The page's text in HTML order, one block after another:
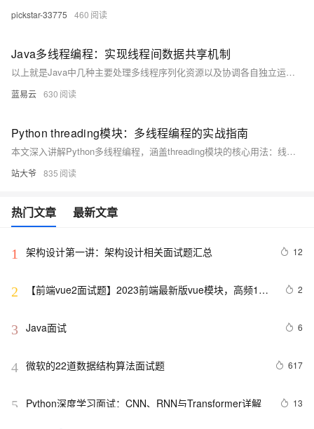
pickstar-33775 460
Java多线程编程：实现线程间数据共享机制
以上就是Java中几种主要处理多线程序列化资源以及协调各自独立运行但需相互配合以完成任务threads 的技术手段与策略。正确应用上述技术将大大增强你程序稳定性与效率同时也降低bug出现率因此深刻理解每项技术背后理论至关重要.
蓝易云 630
Python threading模块：多线程编程的实战指南
本文深入讲解Python多线程编程，涵盖threading模块的核心用法：线程创建、生命周期、同步机制（锁、信号量、条件变量）、线程通信（队列）、守护线程与线程池应用。结合实战案例，如多线程下载器，帮助开发者提升程序并发性能，适用于I/O密集型任务处理。
站大爷 835
热门文章 最新文章
1 架构设计第一讲：架构设计相关面试题汇总 12
2
【前端vue2面试题】2023前端最新版vue模块，高频17
2
3 Java面试 6
4 微软的22道数据结构算法面试题 617
5 Python深度学习面试：CNN、RNN与Transformer详解 13